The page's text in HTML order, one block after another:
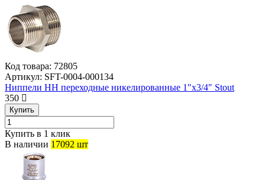
Код товара: 72805
Артикул: SFT-0004-000134
Ниппели НН переходные никелированные 1″х3/4″ Stout
350
Купить
Купить в 1 клик
В наличии 17092 шт